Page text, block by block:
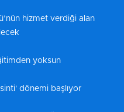
hizmet verdiği alan
yoksun
dönemi başlıyor